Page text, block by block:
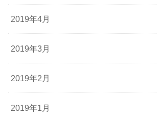
2019年4月
2019年3月
2019年2月
2019年1月